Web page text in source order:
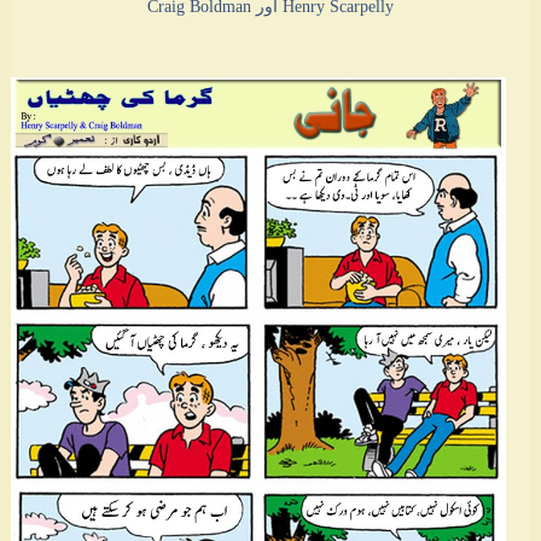
Henry Scarpelly اور Craig Boldman